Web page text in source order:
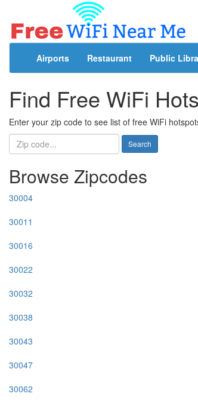
Airports Restaurant Public
Find Free WiFi
Enter your zip code to see list of free WiFi
Search
Browse Zipcodes
30004
30011
30016
30022
30032
30038
30043
30047
30062